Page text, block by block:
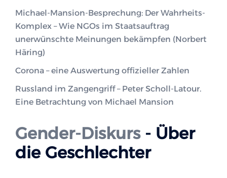
Michael-Mansion-Besprechung: Der Wahrheits-
Komplex – Wie NGOs im Staatsauftrag
unerwünschte Meinungen bekämpfen (Norbert
Häring)
Corona – eine Auswertung offizieller Zahlen
Russland im Zangengriff – Peter Scholl-Latour.
Eine Betrachtung von Michael Mansion
Gender-Diskurs- Über
die Geschlechter